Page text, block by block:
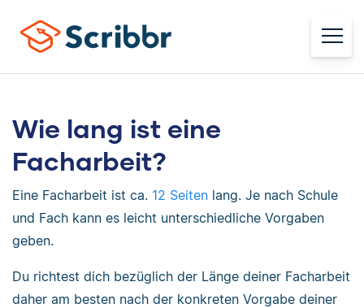
Wie lang ist eine
Facharbeit?
Eine Facharbeit ist ca. 12 Seiten lang. Je nach Schule
und Fach kann es leicht unterschiedliche Vorgaben
geben.
Du richtest dich bezüglich der Länge deiner Facharbeit
daher am besten nach der konkreten Vorgabe deiner